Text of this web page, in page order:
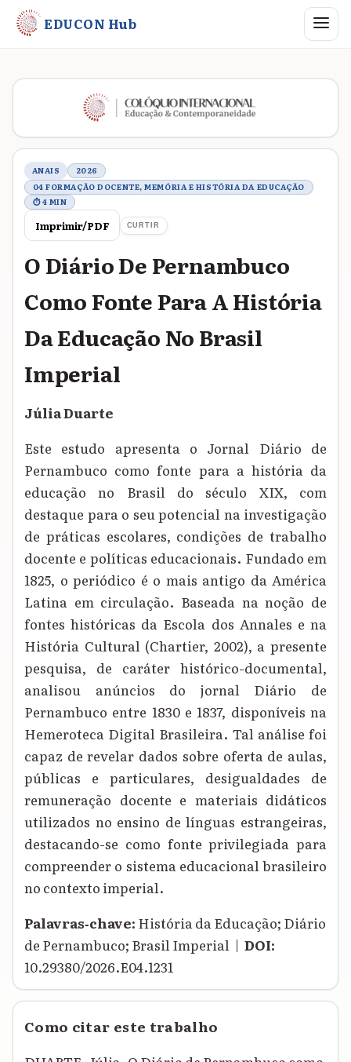
EDUCON Hub Abrir
Metadados do trabalho
ANAIS
2026
04 FORMAÇÃO DOCENTE, MEMÓRIA E HISTÓRIA DA EDUCAÇÃO
⏱ 4 MIN
Imprimir/PDF CURTIR
O Diário De Pernambuco
Como Fonte Para A História
Da Educação No Brasil
Imperial
Júlia Duarte
Este estudo apresenta o Jornal Diário de
Pernambuco como fonte para a história da
educação no Brasil do século XIX, com
destaque para o seu potencial na investigação
de práticas escolares, condições de trabalho
docente e políticas educacionais. Fundado em
1825, o periódico é o mais antigo da América
Latina em circulação. Baseada na noção de
fontes históricas da Escola dos Annales e na
História Cultural (Chartier, 2002), a presente
pesquisa, de caráter histórico-documental,
analisou anúncios do jornal Diário de
Pernambuco entre 1830 e 1837, disponíveis na
Hemeroteca Digital Brasileira. Tal análise foi
capaz de revelar dados sobre oferta de aulas,
públicas e particulares, desigualdades de
remuneração docente e materiais didáticos
utilizados no ensino de línguas estrangeiras,
destacando-se como fonte privilegiada para
compreender o sistema educacional brasileiro
no contexto imperial.
Palavras‑chave: História da Educação; Diário
de Pernambuco; Brasil Imperial | DOI:
10.29380/2026.E04.1231
Como citar este trabalho